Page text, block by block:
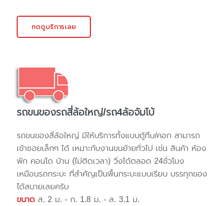
กดดูบริการเลย
รถขนของรถสี่ล้อใหญ่/รถ4ล้อจัมโบ้
รถขนของสี่ล้อใหญ่ มีให้บริการทั้งแบบตู้ทึบ/คอก สามารถ
เข้าซอยเล็กๆ ได้ เหมาะกับงานขนย้ายทั่วไป เช่น สินค้า ห้อง
พัก คอนโด บ้าน (ไม่ติดเวลา) วิ่งได้ตลอด 24ชั่วโมง
เหมือนรถกระบะ ที่สำคัญเป็นพื้นกระบะแบบเรียบ บรรทุกของ
ได้สบายเลยครับ
ขนาด ส. 2 ม. - ก. 1.8 ม. - ล. 3.1 ม.